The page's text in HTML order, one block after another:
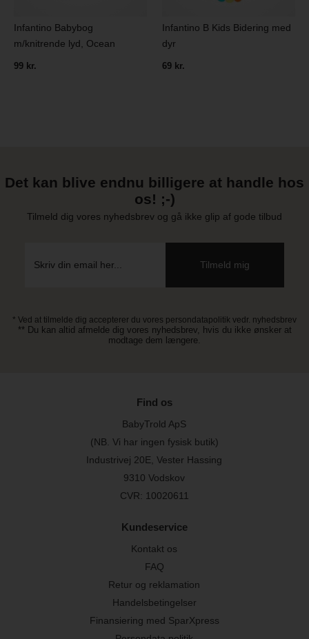
Infantino Babybog
m/knitrende lyd, Ocean
99 kr.
Infantino B Kids Bidering med
dyr
69 kr.
Det kan blive endnu billigere at handle hos
os! ;-)
Tilmeld dig vores nyhedsbrev og gå ikke glip af gode tilbud
* Ved at tilmelde dig accepterer du vores persondatapolitik vedr. nyhedsbrev
** Du kan altid afmelde dig vores nyhedsbrev, hvis du ikke ønsker at
modtage dem længere.
Find os
BabyTrold ApS
(NB. Vi har ingen fysisk butik)
Industrivej 20E, Vester Hassing
9310 Vodskov
CVR: 10020611
Kundeservice
Kontakt os
FAQ
Retur og reklamation
Handelsbetingelser
Finansiering med SparXpress